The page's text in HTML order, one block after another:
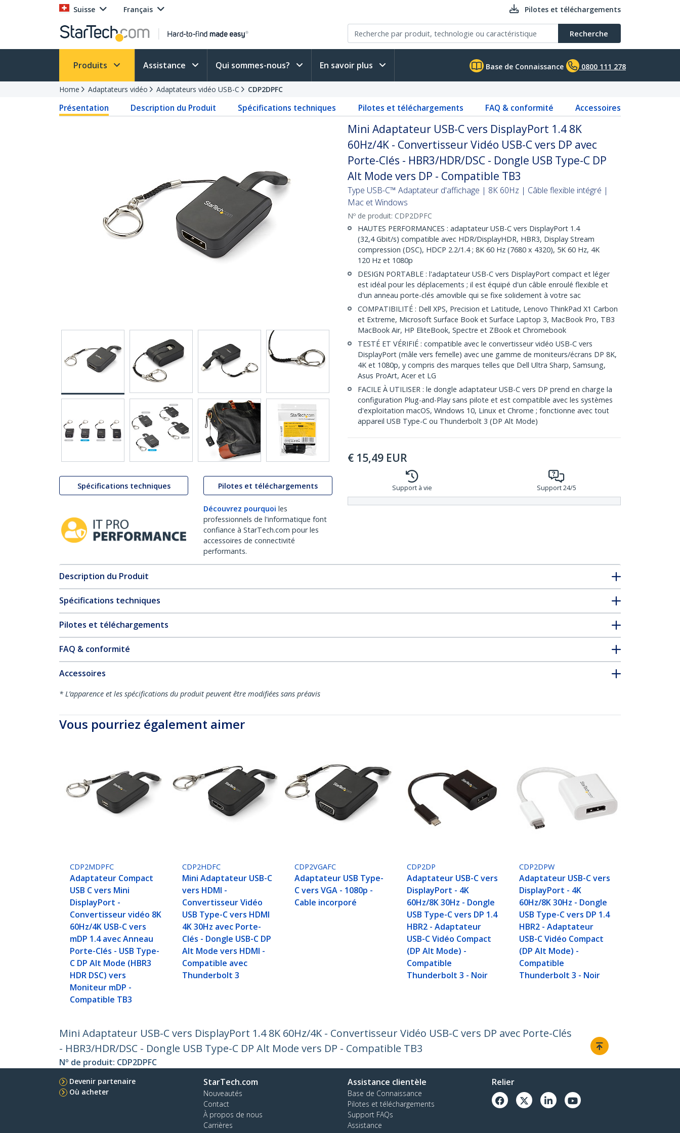
Suisse Français Pilotes et téléchargements
Recherche
Produits Assistance Qui sommes-nous? En savoir plus Base de Connaissance 0800 111 278
Home Adaptateurs vidéo Adaptateurs vidéo USB-C CDP2DPFC
Présentation Description du Produit Spécifications techniques Pilotes et téléchargements FAQ & conformité Accessoires
Spécifications techniques Pilotes et téléchargements
Découvrez pourquoi les
professionnels de l'informatique font
confiance à StarTech.com pour les
accessoires de connectivité
performants.
Mini Adaptateur USB-C vers DisplayPort 1.4 8K
60Hz/4K - Convertisseur Vidéo USB-C vers DP avec
Porte-Clés - HBR3/HDR/DSC - Dongle USB Type-C DP
Alt Mode vers DP - Compatible TB3
Type USB-C™ Adaptateur d'affichage | 8K 60Hz | Câble flexible intégré |
Mac et Windows
Nº de produit: CDP2DPFC
HAUTES PERFORMANCES : adaptateur USB-C vers DisplayPort 1.4
(32,4 Gbit/s) compatible avec HDR/DisplayHDR, HBR3, Display Stream
compression (DSC), HDCP 2.2/1.4 ; 8K 60 Hz (7680 x 4320), 5K 60 Hz, 4K
120 Hz et 1080p
DESIGN PORTABLE : l'adaptateur USB-C vers DisplayPort compact et léger
est idéal pour les déplacements ; il est équipé d'un câble enroulé flexible et
d'un anneau porte-clés amovible qui se fixe solidement à votre sac
COMPATIBILITÉ : Dell XPS, Precision et Latitude, Lenovo ThinkPad X1 Carbon
et Extreme, Microsoft Surface Book et Surface Laptop 3, MacBook Pro, TB3
MacBook Air, HP EliteBook, Spectre et ZBook et Chromebook
TESTÉ ET VÉRIFIÉ : compatible avec le convertisseur vidéo USB-C vers
DisplayPort (mâle vers femelle) avec une gamme de moniteurs/écrans DP 8K,
4K et 1080p, y compris des marques telles que Dell Ultra Sharp, Samsung,
Asus ProArt, Acer et LG
FACILE À UTILISER : le dongle adaptateur USB-C vers DP prend en charge la
configuration Plug-and-Play sans pilote et est compatible avec les systèmes
d'exploitation macOS, Windows 10, Linux et Chrome ; fonctionne avec tout
appareil USB Type-C ou Thunderbolt 3 (DP Alt Mode)
€ 15,49 EUR
Support à vie Support 24/5
Description du Produit
Spécifications techniques
Pilotes et téléchargements
FAQ & conformité
Accessoires
* L’apparence et les spécifications du produit peuvent être modifiées sans préavis
Vous pourriez également aimer
CDP2MDPFC
Adaptateur Compact
USB C vers Mini
DisplayPort -
Convertisseur vidéo 8K
60Hz/4K USB-C vers
mDP 1.4 avec Anneau
Porte-Clés - USB Type-
C DP Alt Mode (HBR3
HDR DSC) vers
Moniteur mDP -
Compatible TB3
CDP2HDFC
Mini Adaptateur USB-C
vers HDMI -
Convertisseur Vidéo
USB Type-C vers HDMI
4K 30Hz avec Porte-
Clés - Dongle USB-C DP
Alt Mode vers HDMI -
Compatible avec
Thunderbolt 3
CDP2VGAFC
Adaptateur USB Type-
C vers VGA - 1080p -
Cable incorporé
CDP2DP
Adaptateur USB-C vers
DisplayPort - 4K
60Hz/8K 30Hz - Dongle
USB Type-C vers DP 1.4
HBR2 - Adaptateur
USB-C Vidéo Compact
(DP Alt Mode) -
Compatible
Thunderbolt 3 - Noir
CDP2DPW
Adaptateur USB-C vers
DisplayPort - 4K
60Hz/8K 30Hz - Dongle
USB Type-C vers DP 1.4
HBR2 - Adaptateur
USB-C Vidéo Compact
(DP Alt Mode) -
Compatible
Thunderbolt 3 - Noir
Mini Adaptateur USB-C vers DisplayPort 1.4 8K 60Hz/4K - Convertisseur Vidéo USB-C vers DP avec Porte-Clés
- HBR3/HDR/DSC - Dongle USB Type-C DP Alt Mode vers DP - Compatible TB3
Nº de produit: CDP2DPFC
Devenir partenaire
Où acheter
StarTech.com
Nouveautés
Contact
À propos de nous
Carrières
Assistance clientèle
Base de Connaissance
Pilotes et téléchargements
Support FAQs
Assistance
Relier